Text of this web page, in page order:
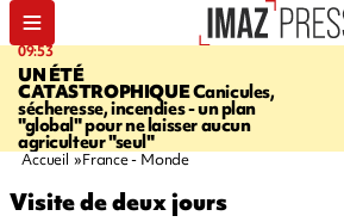
09:53
UN ÉTÉ
CATASTROPHIQUECanicules,
sécheresse, incendies - un plan
"global" pour ne laisser aucun
agriculteur "seul"
Accueil France - Monde
Visite de deux jours